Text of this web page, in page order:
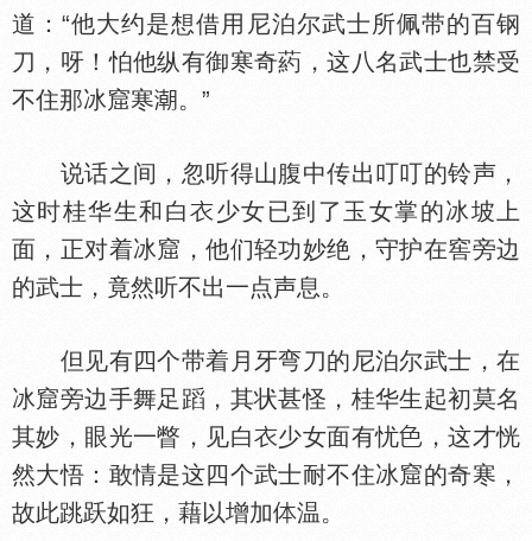
道：“他大约是想借用尼泊尔武士所佩带的百钢
刀，呀！怕他纵有御寒奇葯，这八名武士也禁受
不住那冰窟寒
。”
说话之间，忽听得山腹中传出叮叮的铃声，
这时桂华生和白
少女已到了玉女掌的冰坡上
面，正对着冰窟，他们轻功妙绝，守护在窖旁边
的武士，竟然听不出一点声息。
但见有四个带着月牙弯刀的尼泊尔武士，在
冰窟旁边手舞足蹈，其状甚怪，桂华生起初莫名
其妙，眼光一瞥，见白
少女面有忧
，这才恍
然大悟：敢情是这四个武士耐不住冰窟的奇寒，
故此跳跃如狂，藉以增加
温。